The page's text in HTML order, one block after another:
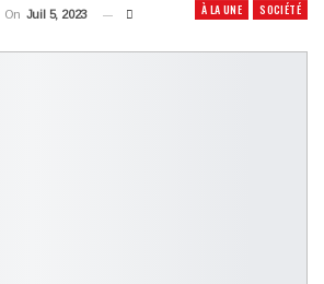
À LA UNE SOCIÉTÉ
On Juil 5, 2023